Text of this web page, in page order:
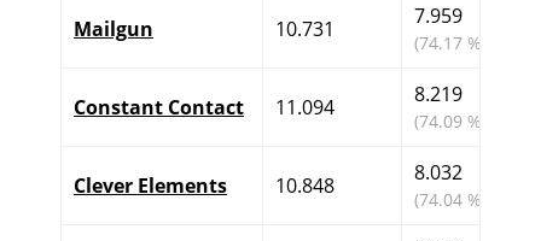
Mailgun 10.731 7.959
(74.17 %)
Constant Contact 11.094 8.219
(74.09 %)
Clever Elements 10.848 8.032
(74.04 %)